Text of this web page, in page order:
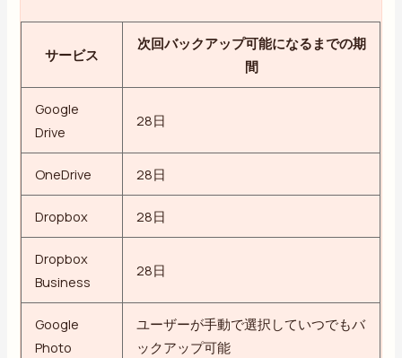
サービス
次回バックアップ可能になるまでの期
間
Google
Drive
28日
OneDrive 28日
Dropbox 28日
Dropbox
Business
28日
Google
Photo
ユーザーが手動で選択していつでもバ
ックアップ可能